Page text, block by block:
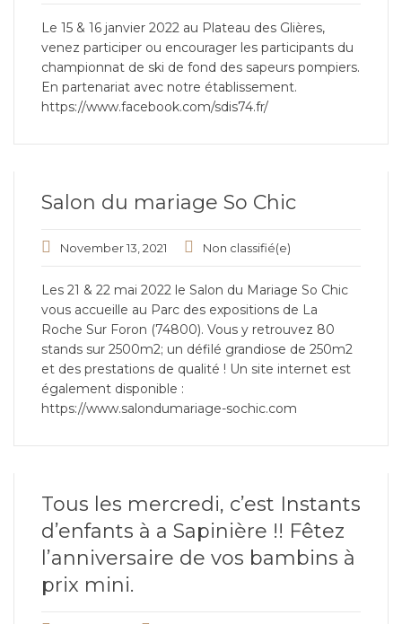
Le 15 & 16 janvier 2022 au Plateau des Glières,
venez participer ou encourager les participants du
championnat de ski de fond des sapeurs pompiers.
En partenariat avec notre établissement.
https://www.facebook.com/sdis74.fr/
Salon du mariage So Chic
November 13, 2021 Non classifié(e)
Les 21 & 22 mai 2022 le Salon du Mariage So Chic
vous accueille au Parc des expositions de La
Roche Sur Foron (74800). Vous y retrouvez 80
stands sur 2500m2; un défilé grandiose de 250m2
et des prestations de qualité ! Un site internet est
également disponible :
https://www.salondumariage-sochic.com
Tous les mercredi, c’est Instants
d’enfants à a Sapinière !! Fêtez
l’anniversaire de vos bambins à
prix mini.